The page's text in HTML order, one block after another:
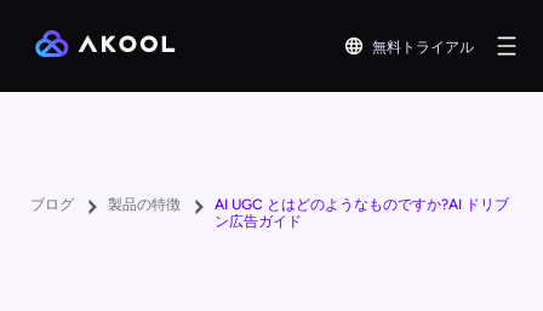
無料トライアル
ブログ 製品の特徴
AI UGC とはどのようなものですか?AI ドリブ
ン広告ガイド